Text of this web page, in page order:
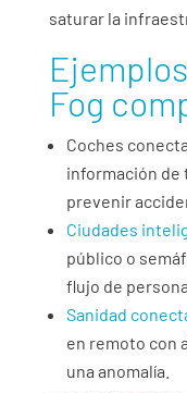
saturar la
Fog
Coches
información de
prevenir
Ciudades
público o
flujo de
Sanidad
en remoto con
una anomalía.